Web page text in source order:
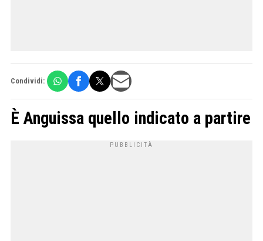
Condividi:
È Anguissa quello indicato a partire